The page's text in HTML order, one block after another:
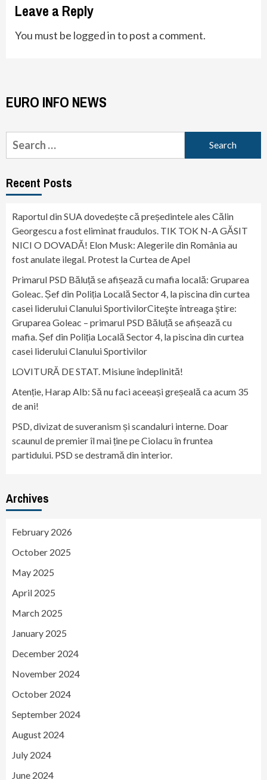
Leave a Reply
You must be logged into post a comment.
EURO INFO NEWS
Search
for:
Recent Posts
Raportul din SUA dovedește că președintele ales Călin
Georgescu a fost eliminat fraudulos. TIK TOK N-A GĂSIT
NICI O DOVADĂ! Elon Musk: Alegerile din România au
fost anulate ilegal. Protest la Curtea de Apel
Primarul PSD Băluță se afișează cu mafia locală: Gruparea
Goleac. Șef din Poliția Locală Sector 4, la piscina din curtea
casei liderului Clanului SportivilorCiteşte întreaga ştire:
Gruparea Goleac – primarul PSD Băluță se afișează cu
mafia. Șef din Poliția Locală Sector 4, la piscina din curtea
casei liderului Clanului Sportivilor
LOVITURĂ DE STAT. Misiune îndeplinită!
Atenție, Harap Alb: Să nu faci aceeași greșeală ca acum 35
de ani!
PSD, divizat de suveranism și scandaluri interne. Doar
scaunul de premier îl mai ține pe Ciolacu în fruntea
partidului. PSD se destramă din interior.
Archives
February 2026
October 2025
May 2025
April 2025
March 2025
January 2025
December 2024
November 2024
October 2024
September 2024
August 2024
July 2024
June 2024